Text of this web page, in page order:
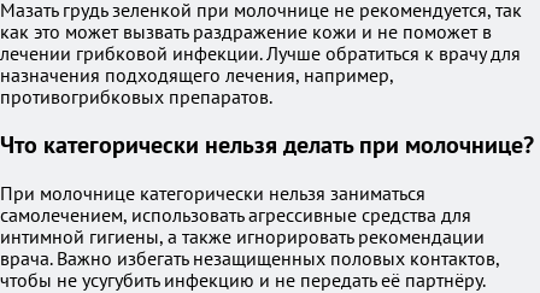
Мазать грудь зеленкой при молочнице не рекомендуется, так
как это может вызвать раздражение кожи и не поможет в
лечении грибковой инфекции. Лучше обратиться к врачу для
назначения подходящего лечения, например,
противогрибковых препаратов.
Что категорически нельзя делать при молочнице?
При молочнице категорически нельзя заниматься
самолечением, использовать агрессивные средства для
интимной гигиены, а также игнорировать рекомендации
врача. Важно избегать незащищенных половых контактов,
чтобы не усугубить инфекцию и не передать её партнёру.